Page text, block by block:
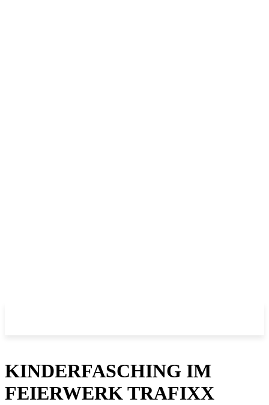
KINDERFASCHING IM
FEIERWERK TRAFIXX